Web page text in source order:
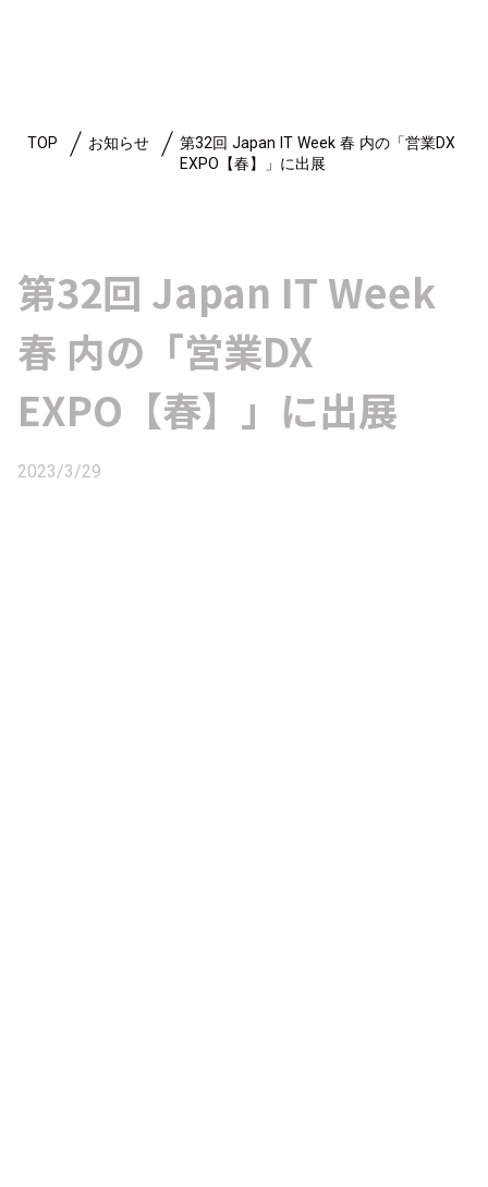
TOP お知らせ
第32回 Japan IT Week 春 内の「営業DX
EXPO【春】」に出展
第32回 Japan IT Week
春 内の「営業DX
EXPO【春】」に出展
2023/3/29